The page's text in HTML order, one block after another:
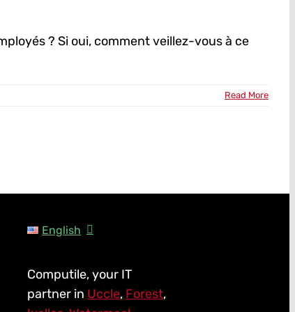
? Si oui, comment veillez-vous à ce
Read More
English
Computile, your IT
partner in Uccle, Forest,